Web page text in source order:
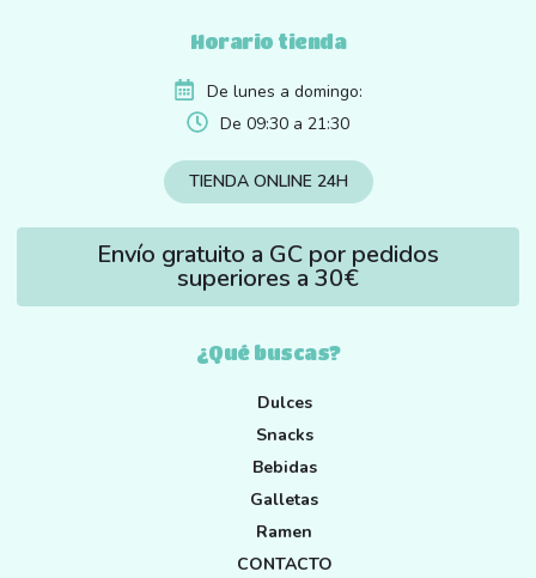
¿Qué buscas?
Dulces
Snacks
Bebidas
Galletas
Ramen
CONTACTO
Horario tienda
De lunes a domingo:
De 09:30 a 21:30
TIENDA ONLINE 24H
Envío gratuito a GC por pedidos
superiores a 30€